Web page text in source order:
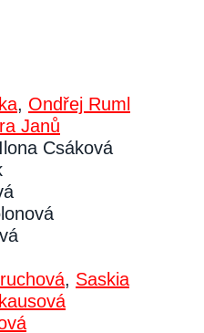
, Ondřej Ruml
Janů
Csáková
, Saskia